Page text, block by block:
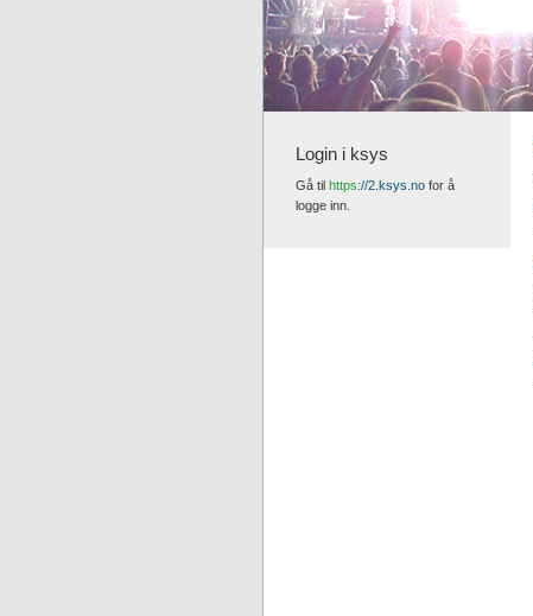
Login i ksys
Gå til https://2.ksys.no for å
logge inn.